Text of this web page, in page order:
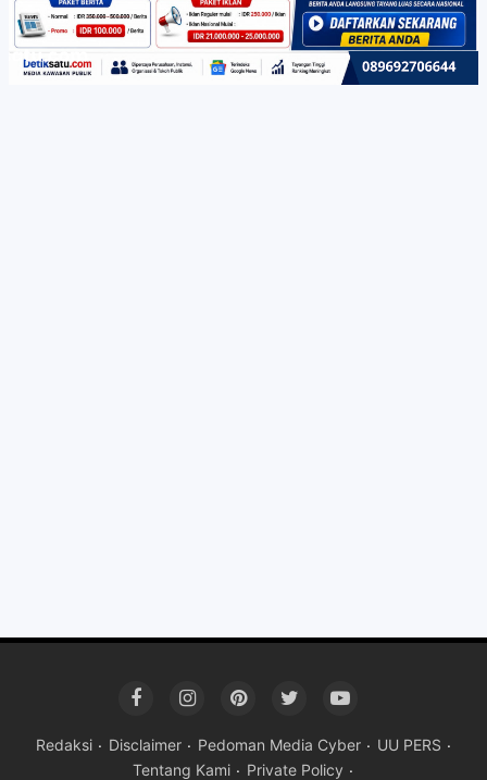
Redaksi Disclaimer Pedoman Media Cyber
UU PERS
Tentang Kami
Private Policy